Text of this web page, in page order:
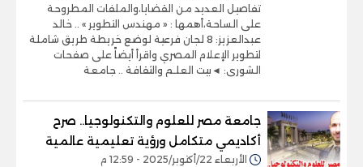
تفاصيل العديد من القضايا،والملفات المطروحة
على الساحة،أهمها : « مهندس التطوير » .. خالد
عبدالعزيز: 8 لجان فرعية لوضع خريطة طريق شاملة
لتطوير الإعلام المصري واقرأ أيضاً على صفحات
الشورى: ◄بيت العلـم والثقافة .. جامعة
جامعة مصر للعلوم والتكنولوجيا.. صرح
أكاديمي متكامل ورؤية تعليمية عالمية
الأربعاء 22/أكتوبر/2025 - 12:59 م